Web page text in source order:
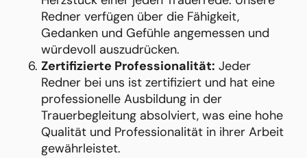
Redner verfügen über die Fähigkeit,
Gedanken und Gefühle angemessen und
würdevoll auszudrücken.
Zertifizierte Professionalität: Jeder
Redner bei uns ist zertifiziert und hat eine
professionelle Ausbildung in der
Trauerbegleitung absolviert, was eine hohe
Qualität und Professionalität in ihrer Arbeit
gewährleistet.